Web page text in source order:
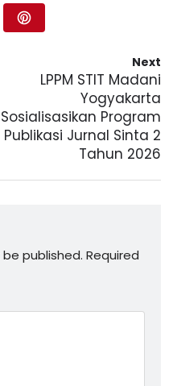
Next
LPPM STIT Madani
Yogyakarta
Sosialisasikan Program
Publikasi Jurnal Sinta 2
Tahun 2026
published. Required